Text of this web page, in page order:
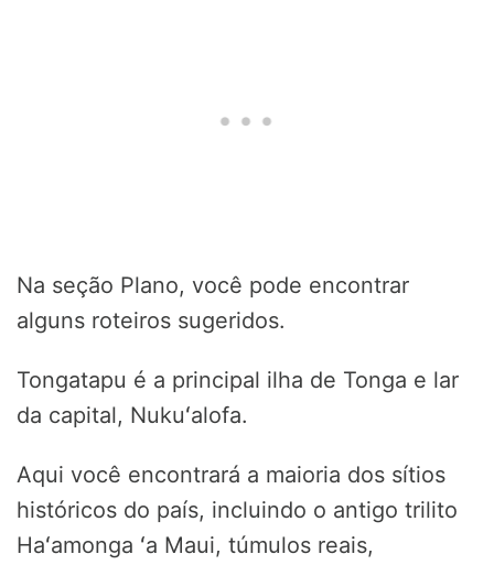
Na seção Plano, você pode encontrar
alguns roteiros sugeridos.
Tongatapu é a principal ilha de Tonga e lar
da capital, Nukuʻalofa.
Aqui você encontrará a maioria dos sítios
históricos do país, incluindo o antigo trilito
Haʻamonga ʻa Maui, túmulos reais,